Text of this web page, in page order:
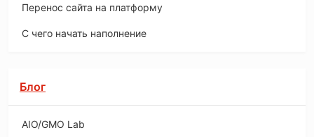
Перенос сайта на платформу
С чего начать наполнение
Блог
AIO/GMO Lab